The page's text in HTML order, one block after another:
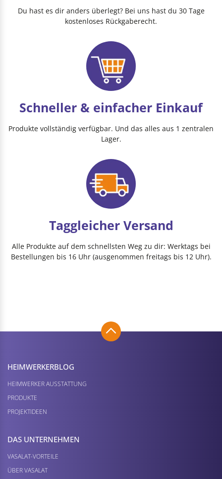
Du hast es dir anders überlegt? Bei uns hast du 30 Tage
kostenloses Rückgaberecht.
Schneller & einfacher Einkauf
Produkte vollständig verfügbar. Und das alles aus 1 zentralen
Lager.
Taggleicher Versand
Alle Produkte auf dem schnellsten Weg zu dir: Werktags bei
Bestellungen bis 16 Uhr (ausgenommen freitags bis 12 Uhr).
HEIMWERKER­BLOG
HEIMWERKER AUSSTATTUNG
PRODUKTE
PROJEKTIDEEN
DAS UNTERNEHMEN
VASALAT-VORTEILE
ÜBER VASALAT